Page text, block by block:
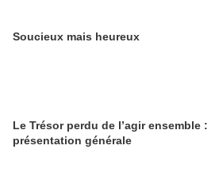
Soucieux mais heureux
Le Trésor perdu de l’agir ensemble :
présentation générale